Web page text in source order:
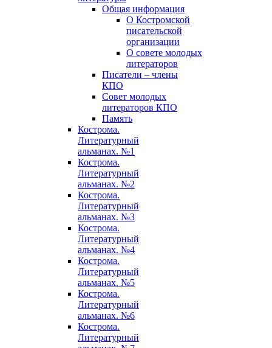
Общая информация
О Костромской
писательской
организации
О совете молодых
литераторов
Писатели – члены
КПО
Совет молодых
литераторов КПО
Память
Кострома.
Литературный
альманах. №1
Кострома.
Литературный
альманах. №2
Кострома.
Литературный
альманах. №3
Кострома.
Литературный
альманах. №4
Кострома.
Литературный
альманах. №5
Кострома.
Литературный
альманах. №6
Кострома.
Литературный